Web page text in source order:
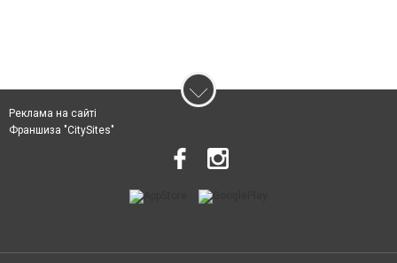
Реклама на сайті
Франшиза "CitySites"